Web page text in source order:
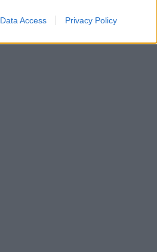
Data Access Privacy Policy